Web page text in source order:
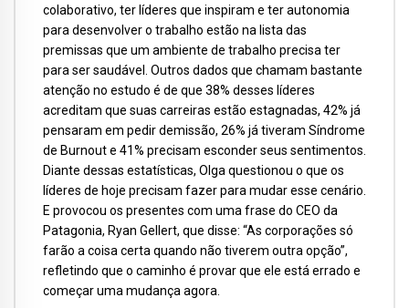
colaborativo, ter líderes que inspiram e ter autonomia
para desenvolver o trabalho estão na lista das
premissas que um ambiente de trabalho precisa ter
para ser saudável. Outros dados que chamam bastante
atenção no estudo é de que 38% desses líderes
acreditam que suas carreiras estão estagnadas, 42% já
pensaram em pedir demissão, 26% já tiveram Síndrome
de Burnout e 41% precisam esconder seus sentimentos.
Diante dessas estatísticas, Olga questionou o que os
líderes de hoje precisam fazer para mudar esse cenário.
E provocou os presentes com uma frase do CEO da
Patagonia, Ryan Gellert, que disse: “As corporações só
farão a coisa certa quando não tiverem outra opção”,
refletindo que o caminho é provar que ele está errado e
começar uma mudança agora.